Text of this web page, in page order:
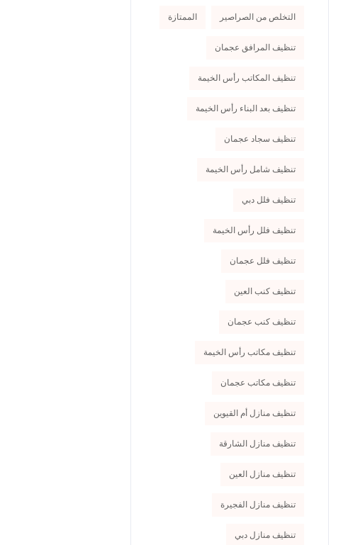
التخلص من الصراصير الممتازة
تنظيف المرافق عجمان
تنظيف المكاتب رأس الخيمة
تنظيف بعد البناء رأس الخيمة
تنظيف سجاد عجمان
تنظيف شامل رأس الخيمة
تنظيف فلل دبي
تنظيف فلل رأس الخيمة
تنظيف فلل عجمان
تنظيف كنب العين
تنظيف كنب عجمان
تنظيف مكاتب رأس الخيمة
تنظيف مكاتب عجمان
تنظيف منازل أم القيوين
تنظيف منازل الشارقة
تنظيف منازل العين
تنظيف منازل الفجيرة
تنظيف منازل دبي